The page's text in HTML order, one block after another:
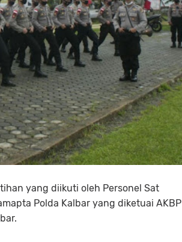
yang diikuti oleh Personel Sat
Polda Kalbar yang diketuai AKBP